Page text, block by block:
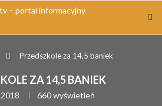
Przedszkole za 14,5 baniek
ZA 14,5 BANIEK
660wyświetleń